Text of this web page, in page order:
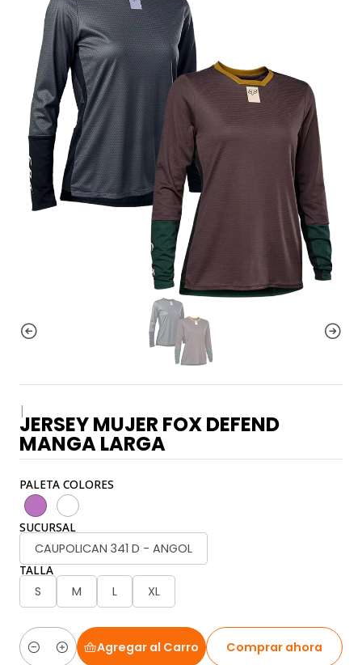
|
JERSEY MUJER FOX DEFEND
MANGA LARGA
PALETA COLORES
SUCURSAL
CAUPOLICAN 341 D - ANGOL
TALLA
S M L XL
Cantidad
Agregar al Carro Comprar ahora